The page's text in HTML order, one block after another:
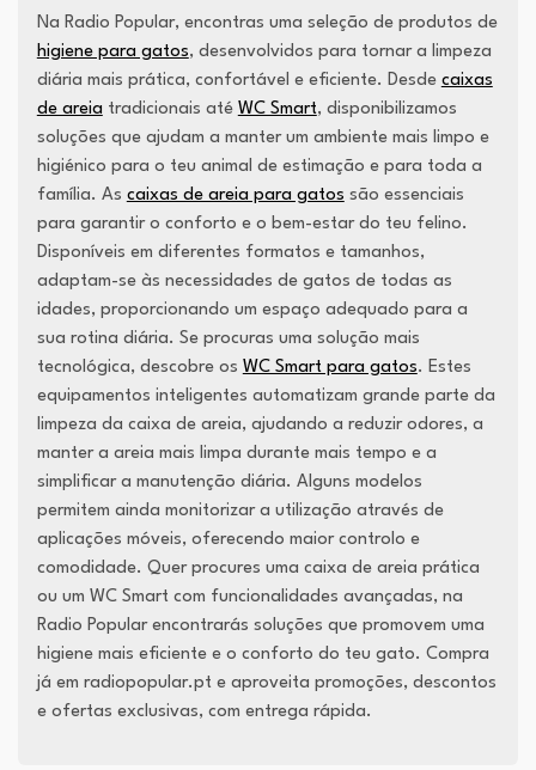
Na Radio Popular, encontras uma seleção de produtos de
higiene para gatos, desenvolvidos para tornar a limpeza
diária mais prática, confortável e eficiente. Desde caixas
de areia tradicionais até WC Smart, disponibilizamos
soluções que ajudam a manter um ambiente mais limpo e
higiénico para o teu animal de estimação e para toda a
família. As caixas de areia para gatos são essenciais
para garantir o conforto e o bem-estar do teu felino.
Disponíveis em diferentes formatos e tamanhos,
adaptam-se às necessidades de gatos de todas as
idades, proporcionando um espaço adequado para a
sua rotina diária. Se procuras uma solução mais
tecnológica, descobre os WC Smart para gatos. Estes
equipamentos inteligentes automatizam grande parte da
limpeza da caixa de areia, ajudando a reduzir odores, a
manter a areia mais limpa durante mais tempo e a
simplificar a manutenção diária. Alguns modelos
permitem ainda monitorizar a utilização através de
aplicações móveis, oferecendo maior controlo e
comodidade. Quer procures uma caixa de areia prática
ou um WC Smart com funcionalidades avançadas, na
Radio Popular encontrarás soluções que promovem uma
higiene mais eficiente e o conforto do teu gato. Compra
já em radiopopular.pt e aproveita promoções, descontos
e ofertas exclusivas, com entrega rápida.